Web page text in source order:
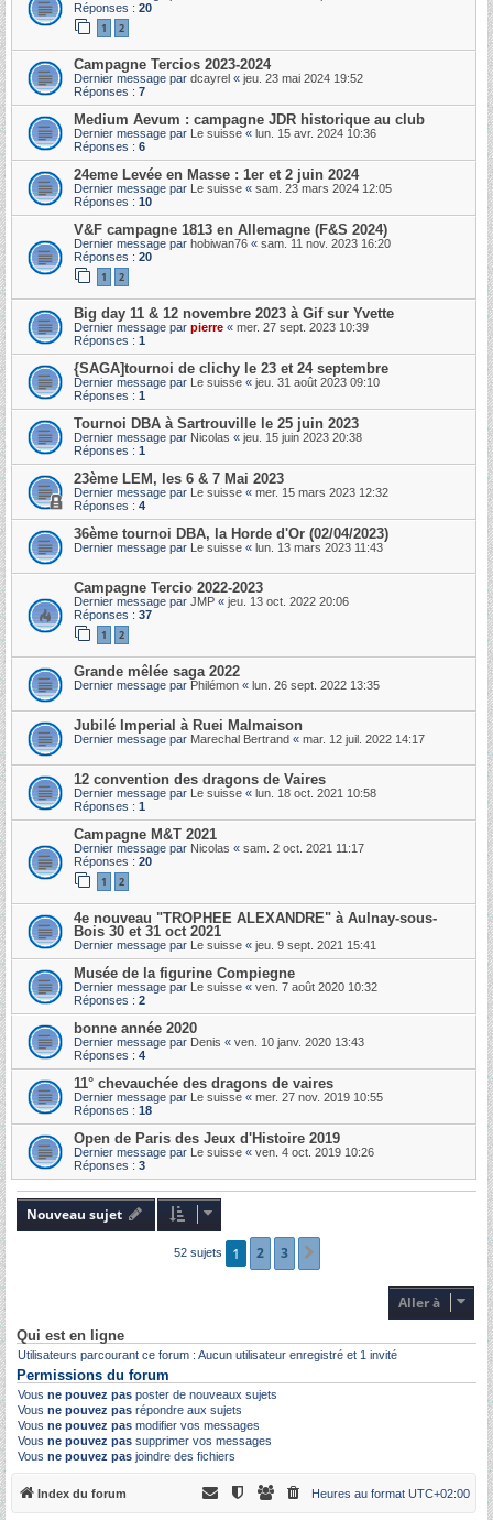
Réponses : 20
1 2
Campagne Tercios 2023-2024
Dernier message par dcayrel « jeu. 23 mai 2024 19:52
Réponses : 7
Medium Aevum : campagne JDR historique au club
Dernier message par Le suisse « lun. 15 avr. 2024 10:36
Réponses : 6
24eme Levée en Masse : 1er et 2 juin 2024
Dernier message par Le suisse « sam. 23 mars 2024 12:05
Réponses : 10
V&F campagne 1813 en Allemagne (F&S 2024)
Dernier message par hobiwan76 « sam. 11 nov. 2023 16:20
Réponses : 20
1 2
Big day 11 & 12 novembre 2023 à Gif sur Yvette
Dernier message par pierre « mer. 27 sept. 2023 10:39
Réponses : 1
{SAGA]tournoi de clichy le 23 et 24 septembre
Dernier message par Le suisse « jeu. 31 août 2023 09:10
Réponses : 1
Tournoi DBA à Sartrouville le 25 juin 2023
Dernier message par Nicolas « jeu. 15 juin 2023 20:38
Réponses : 1
23ème LEM, les 6 & 7 Mai 2023
Dernier message par Le suisse « mer. 15 mars 2023 12:32
Réponses : 4
36ème tournoi DBA, la Horde d'Or (02/04/2023)
Dernier message par Le suisse « lun. 13 mars 2023 11:43
Campagne Tercio 2022-2023
Dernier message par JMP « jeu. 13 oct. 2022 20:06
Réponses : 37
1 2
Grande mêlée saga 2022
Dernier message par Philémon « lun. 26 sept. 2022 13:35
Jubilé Imperial à Ruei Malmaison
Dernier message par Marechal Bertrand « mar. 12 juil. 2022 14:17
12 convention des dragons de Vaires
Dernier message par Le suisse « lun. 18 oct. 2021 10:58
Réponses : 1
Campagne M&T 2021
Dernier message par Nicolas « sam. 2 oct. 2021 11:17
Réponses : 20
1 2
4e nouveau "TROPHEE ALEXANDRE" à Aulnay-sous-
Bois 30 et 31 oct 2021
Dernier message par Le suisse « jeu. 9 sept. 2021 15:41
Musée de la figurine Compiegne
Dernier message par Le suisse « ven. 7 août 2020 10:32
Réponses : 2
bonne année 2020
Dernier message par Denis « ven. 10 janv. 2020 13:43
Réponses : 4
11° chevauchée des dragons de vaires
Dernier message par Le suisse « mer. 27 nov. 2019 10:55
Réponses : 18
Open de Paris des Jeux d'Histoire 2019
Dernier message par Le suisse « ven. 4 oct. 2019 10:26
Réponses : 3
Nouveau sujet
52 sujets 1 2 3
Aller à
Qui est en ligne
Utilisateurs parcourant ce forum : Aucun utilisateur enregistré et 1 invité
Permissions du forum
Vous ne pouvez pas poster de nouveaux sujets
Vous ne pouvez pas répondre aux sujets
Vous ne pouvez pas modifier vos messages
Vous ne pouvez pas supprimer vos messages
Vous ne pouvez pas joindre des fichiers
Index du forum Heures au format UTC+02:00